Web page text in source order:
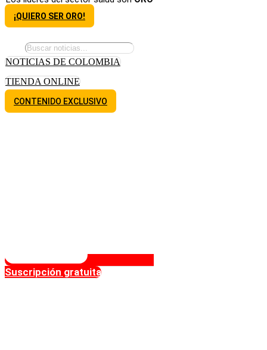
¡QUIERO SER ORO!
NOTICIAS DE COLOMBIA
TIENDA ONLINE
CONTENIDO EXCLUSIVO
Suscripción gratuita